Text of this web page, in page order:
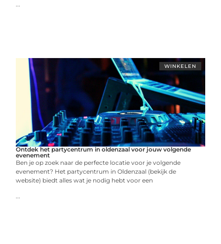
...
WINKELEN
Ontdek het partycentrum in oldenzaal voor jouw volgende
evenement
Ben je op zoek naar de perfecte locatie voor je volgende
evenement? Het partycentrum in Oldenzaal (bekijk de
website) biedt alles wat je nodig hebt voor een
...